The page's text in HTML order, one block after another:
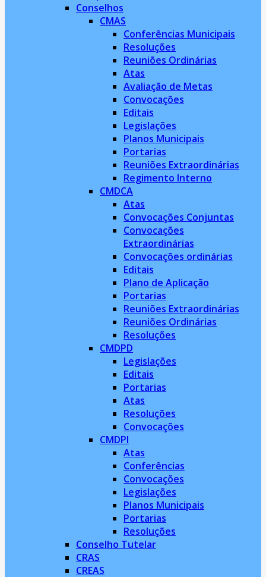
Conselhos
CMAS
Conferências Municipais
Resoluções
Reuniões Ordinárias
Atas
Avaliação de Metas
Convocações
Editais
Legislações
Planos Municipais
Portarias
Reuniões Extraordinárias
Regimento Interno
CMDCA
Atas
Convocações Conjuntas
Convocações
Extraordinárias
Convocações ordinárias
Editais
Plano de Aplicação
Portarias
Reuniões Extraordinárias
Reuniões Ordinárias
Resoluções
CMDPD
Legislações
Editais
Portarias
Atas
Resoluções
Convocações
CMDPI
Atas
Conferências
Convocações
Legislações
Planos Municipais
Portarias
Resoluções
Conselho Tutelar
CRAS
CREAS